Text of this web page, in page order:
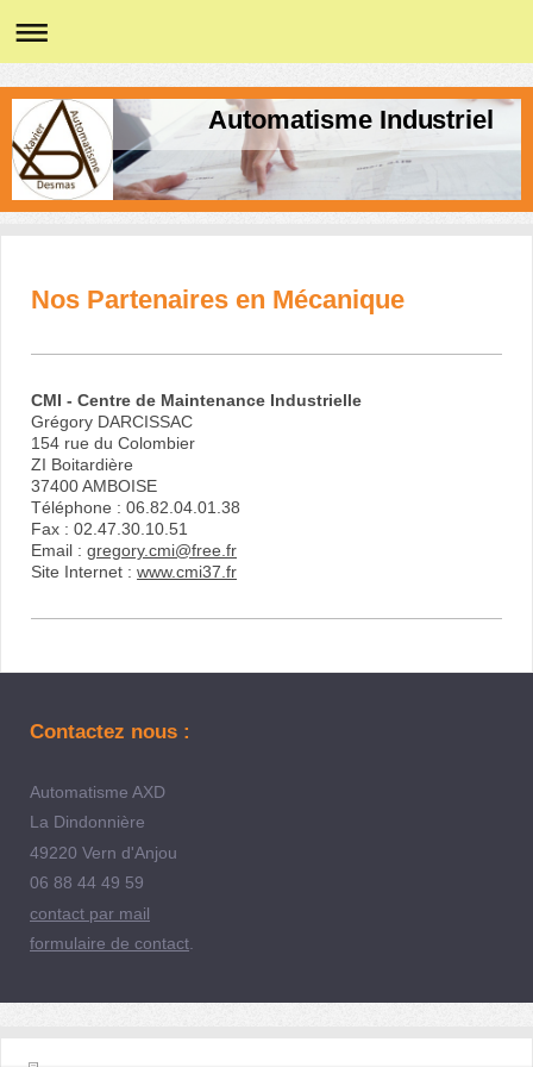
Automatisme Industriel
Nos Partenaires en Mécanique
CMI - Centre de Maintenance Industrielle
Grégory DARCISSAC
154 rue du Colombier
ZI Boitardière
37400 AMBOISE
Téléphone : 06.82.04.01.38
Fax : 02.47.30.10.51
Email : gregory.cmi@free.fr
Site Internet : www.cmi37.fr
Contactez nous :
Automatisme AXD
La Dindonnière
49220 Vern d'Anjou
06 88 44 49 59
contact par mail
formulaire de contact